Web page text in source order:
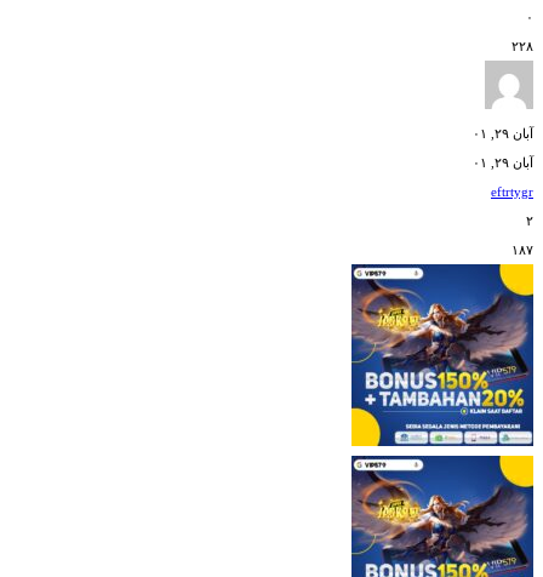
۰
۲۲۸
آبان ۲۹, ۰۱
آبان ۲۹, ۰۱
eftrtygr
۲
۱۸۷